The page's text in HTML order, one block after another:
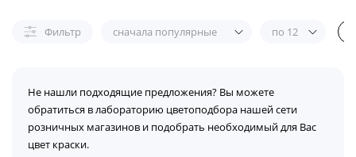
Фильтр сначала популярные по 12
Не нашли подходящие предложения? Вы можете
обратиться в лабораторию цветоподбора нашей сети
розничных магазинов и подобрать необходимый для Вас
цвет краски.